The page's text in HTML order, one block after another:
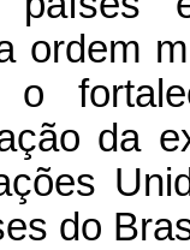
ordem
o
da
do